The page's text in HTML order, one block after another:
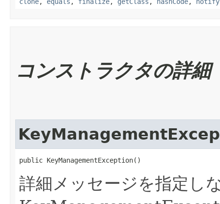
コンストラクタの詳細
public KeyManagementException()
詳細メッセージを指定し